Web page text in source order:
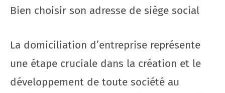
Bien choisir son adresse de siège social
La domiciliation d’entreprise représente
une étape cruciale dans la création et le
développement de toute société au